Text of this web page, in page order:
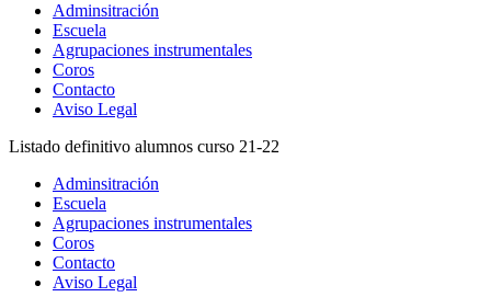
Adminsitración
Escuela
Agrupaciones instrumentales
Coros
Contacto
Aviso Legal
Listado definitivo alumnos curso 21-22
Adminsitración
Escuela
Agrupaciones instrumentales
Coros
Contacto
Aviso Legal